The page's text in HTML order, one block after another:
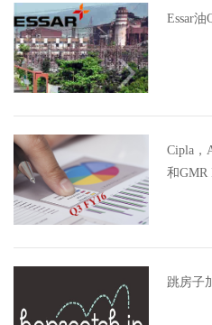
Essar
Cipla，
和GMR
跳房子